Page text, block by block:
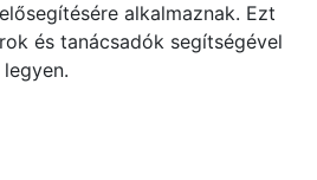
alkalmaznak. Ezt
és tanácsadók segítségével